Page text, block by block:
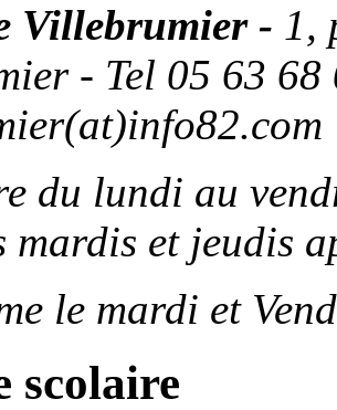
Villebrumier - 1,
- Tel 05 63
du lundi au
mardis et jeudis
le mardi et
scolaire